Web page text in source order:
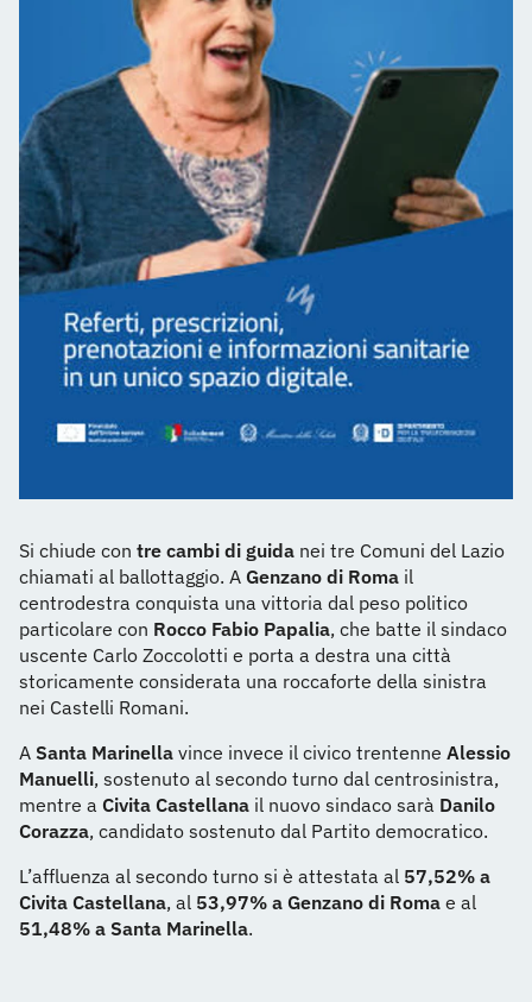
Si chiude con tre cambi di guida nei tre Comuni del Lazio
chiamati al ballottaggio. A Genzano di Roma il
centrodestra conquista una vittoria dal peso politico
particolare con Rocco Fabio Papalia, che batte il sindaco
uscente Carlo Zoccolotti e porta a destra una città
storicamente considerata una roccaforte della sinistra
nei Castelli Romani.
A Santa Marinella vince invece il civico trentenne Alessio
Manuelli, sostenuto al secondo turno dal centrosinistra,
mentre a Civita Castellana il nuovo sindaco sarà Danilo
Corazza, candidato sostenuto dal Partito democratico.
L’affluenza al secondo turno si è attestata al 57,52% a
Civita Castellana, al 53,97% a Genzano di Roma e al
51,48% a Santa Marinella.